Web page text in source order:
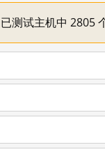
测试主机中 2805